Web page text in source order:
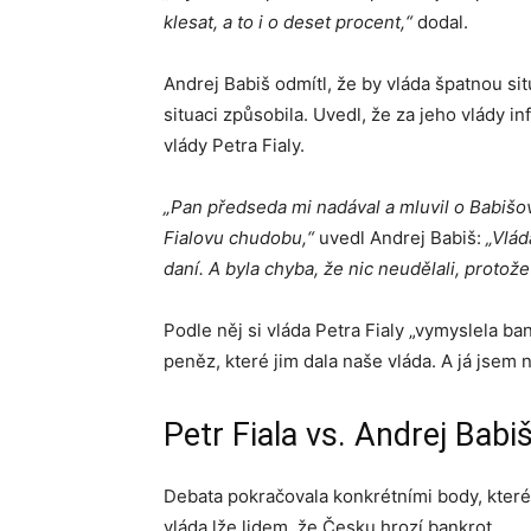
klesat, a to i o deset procent,“dodal.
Andrej Babiš odmítl, že by vláda špatnou
situaci způsobila. Uvedl, že za jeho vlády
vlády Petra Fialy.
„Pan předseda mi nadával a mluvil o
Fialovu chudobu,“uvedl Andrej Babiš:
daní. A byla chyba, že nic neudělali,
Podle něj si vláda Petra Fialy „vymyslela
peněz, které jim dala naše vláda. A já jsem
Petr Fiala vs. Andrej
Debata pokračovala konkrétními body,